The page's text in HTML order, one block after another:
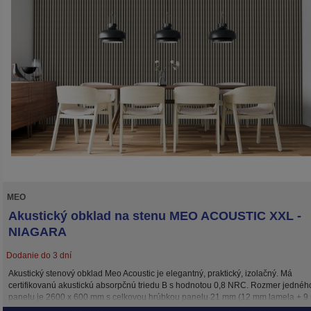
MEO
Akustický obklad na stenu MEO ACOUSTIC XXL -
NIAGARA
Dodanie do 3 dní
Akustický stenový obklad Meo Acoustic je elegantný, praktický, izolačný. Má
certifikovanú akustickú absorpčnú triedu B s hodnotou 0,8 NRC. Rozmer
panelu je 2600 x 600 mm s celkovou hrúbkou panelu 21 mm (12 mm lamela + 9
podložka). Inštalácia je možná 3 spôsobmi: skrutkami priamo do podkladu,